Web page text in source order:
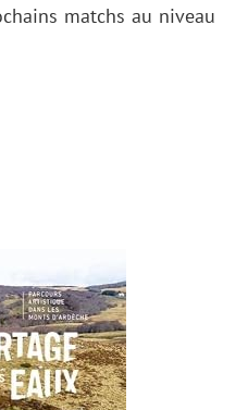
matchs au niveau